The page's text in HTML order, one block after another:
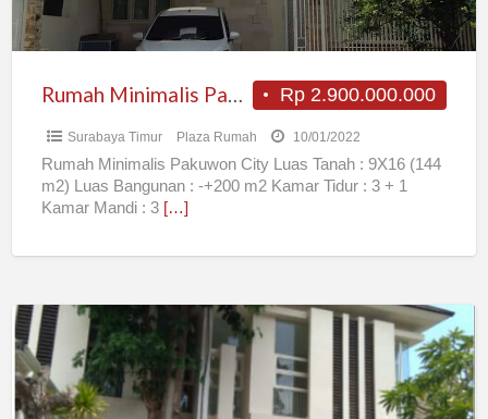
Rp 2.900.000.000
Rumah Minimalis Pakuwon City
Surabaya Timur Plaza Rumah 10/01/2022
Rumah Minimalis Pakuwon City Luas Tanah : 9X16 (144
m2) Luas Bangunan : -+200 m2 Kamar Tidur : 3 + 1
Kamar Mandi : 3 […]
Pakuwon
City
Minimalis